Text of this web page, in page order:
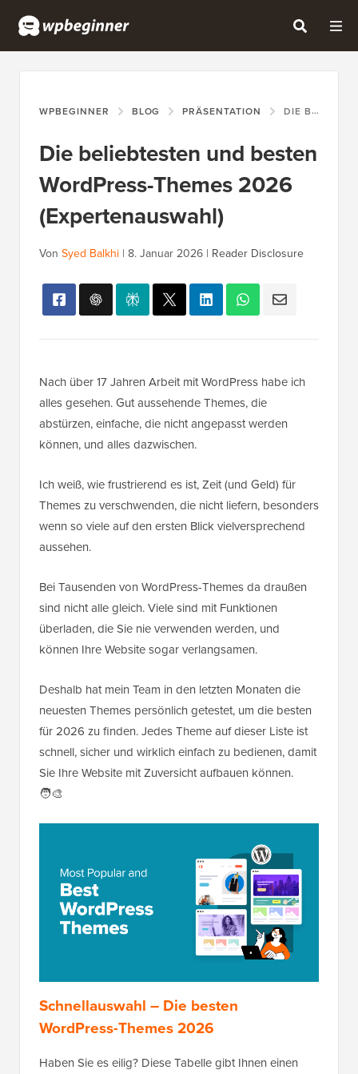
WPBEGINNER BLOG PRÄSENTATION DIE BELIEBTESTEN UND BESTEN WORDPRESS-THEMES 2026 (EXPERTENAUSWAHL)
Die beliebtesten und besten
WordPress-Themes 2026
(Expertenauswahl)
Von Syed Balkhi | 8. Januar 2026 | Reader Disclosure
Nach über 17 Jahren Arbeit mit WordPress habe ich
alles gesehen. Gut aussehende Themes, die
abstürzen, einfache, die nicht angepasst werden
können, und alles dazwischen.
Ich weiß, wie frustrierend es ist, Zeit (und Geld) für
Themes zu verschwenden, die nicht liefern, besonders
wenn so viele auf den ersten Blick vielversprechend
aussehen.
Bei Tausenden von WordPress-Themes da draußen
sind nicht alle gleich. Viele sind mit Funktionen
überladen, die Sie nie verwenden werden, und
können Ihre Website sogar verlangsamen.
Deshalb hat mein Team in den letzten Monaten die
neuesten Themes persönlich getestet, um die besten
für 2026 zu finden. Jedes Theme auf dieser Liste ist
schnell, sicher und wirklich einfach zu bedienen, damit
Sie Ihre Website mit Zuversicht aufbauen können.
🧑‍🎨
Schnellauswahl – Die besten
WordPress-Themes 2026
Haben Sie es eilig? Diese Tabelle gibt Ihnen einen